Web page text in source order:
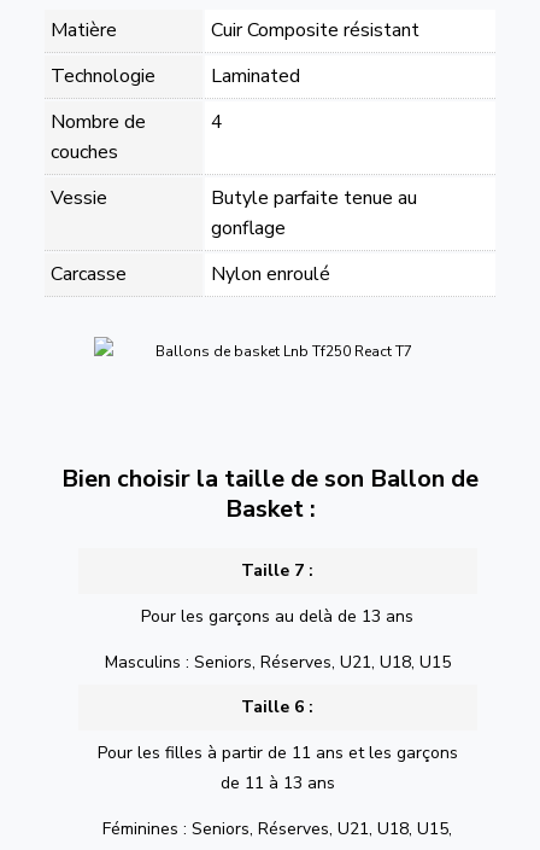
Matière
Cuir Composite résistant
Technologie
Laminated
Nombre de
couches
4
Vessie
Butyle parfaite tenue au
gonflage
Carcasse
Nylon enroulé
Bien choisir la taille de son Ballon de
Basket :
Taille 7 :
Pour les garçons au delà de 13 ans
Masculins : Seniors, Réserves, U21, U18, U15
Taille 6 :
Pour les filles à partir de 11 ans et les garçons
de 11 à 13 ans
Féminines : Seniors, Réserves, U21, U18, U15,